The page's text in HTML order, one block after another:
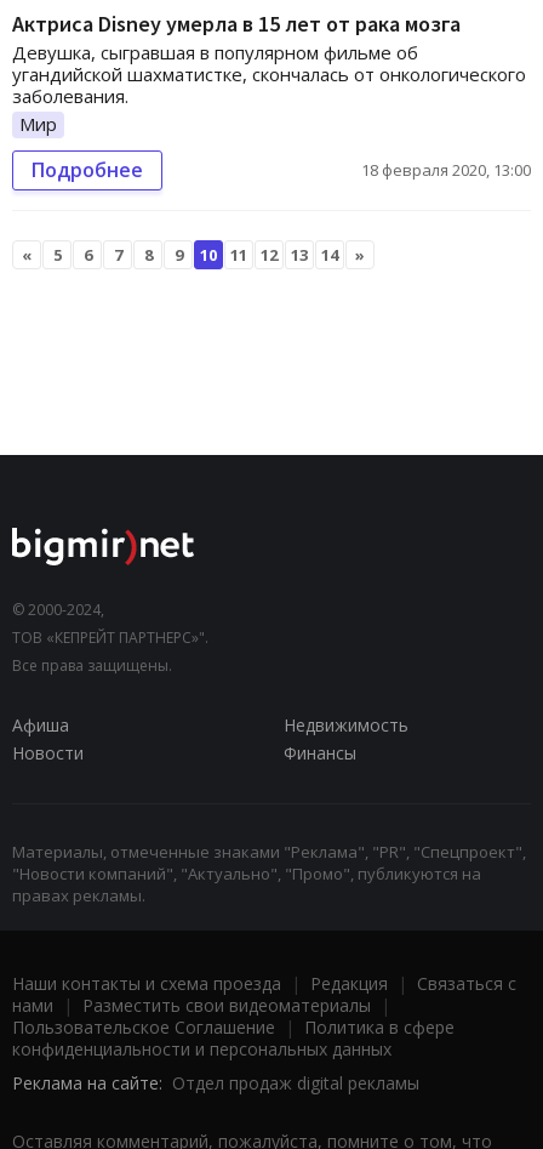
Актриса Disney умерла в 15 лет от рака мозга
Девушка, сыгравшая в популярном фильме об
угандийской шахматистке, скончалась от онкологического
заболевания.
Мир
Подробнее 18 февраля 2020, 13:00
« 5 6 7 8 9 10 11 12 13 14 »
© 2000-2024,
ТОВ «КЕПРЕЙТ ПАРТНЕРС»".
Все права защищены.
Афиша
Недвижимость
Новости
Финансы
Материалы, отмеченные знаками "Реклама", "PR", "Спецпроект",
"Новости компаний", "Актуально", "Промо", публикуются на
правах рекламы.
Наши контакты и схема проезда | Редакция | Связаться с
нами | Разместить свои видеоматериалы |
Пользовательское Соглашение |
Политика в сфере
конфиденциальности и персональных данных
Реклама на сайте: Отдел продаж digital рекламы
Оставляя комментарий, пожалуйста, помните о том, что